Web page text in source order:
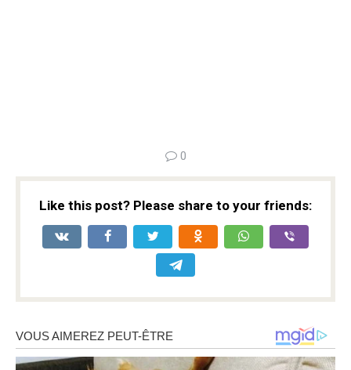
0
Like this post? Please share to your friends: